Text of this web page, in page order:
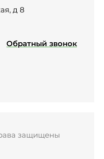
д 8
Обратный звонок
защищены